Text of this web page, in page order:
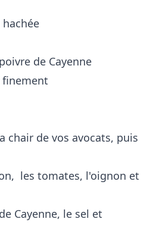
de Cayenne
finement
chair de vos avocats, puis
les tomates, l'oignon et
Cayenne, le sel et